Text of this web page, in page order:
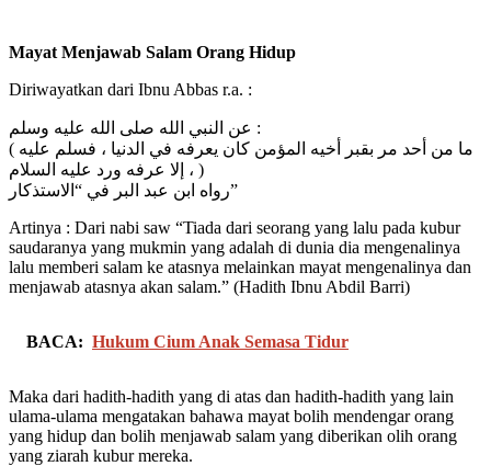
Mayat Menjawab Salam Orang Hidup
Diriwayatkan dari Ibnu Abbas r.a. :
عن النبي الله صلى الله عليه وسلم :
( ما من أحد مر بقبر أخيه المؤمن كان يعرفه في الدنيا ، فسلم عليه
، إلا عرفه ورد عليه السلام )
رواه ابن عبد البر في “الاستذكار”
Artinya : Dari nabi saw “Tiada dari seorang yang lalu pada kubur
saudaranya yang mukmin yang adalah di dunia dia mengenalinya
lalu memberi salam ke atasnya melainkan mayat mengenalinya dan
menjawab atasnya akan salam.” (Hadith Ibnu Abdil Barri)
BACA: Hukum Cium Anak Semasa Tidur
Maka dari hadith-hadith yang di atas dan hadith-hadith yang lain
ulama-ulama mengatakan bahawa mayat bolih mendengar orang
yang hidup dan bolih menjawab salam yang diberikan olih orang
yang ziarah kubur mereka.